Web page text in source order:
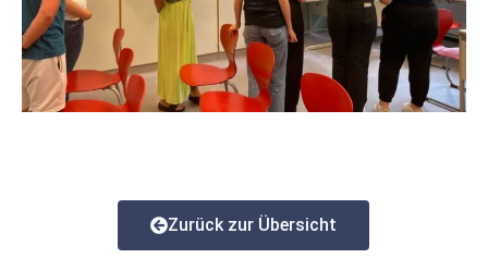
Zurück zur Übersicht